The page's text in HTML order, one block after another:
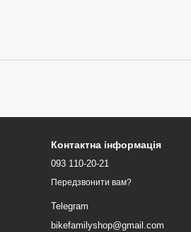
Контактна інформація
093 110-20-21
Передзвонити вам?
Telegram
bikefamilyshop@gmail.com